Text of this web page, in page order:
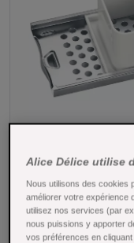
Alice Délice utilise
Nous utilisons des cookies
améliorer votre expérience
utilisez nos services (par
nous puissions y apporter
vos préférences en